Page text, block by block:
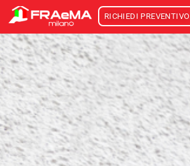
RICHIEDI PREVENTIVO